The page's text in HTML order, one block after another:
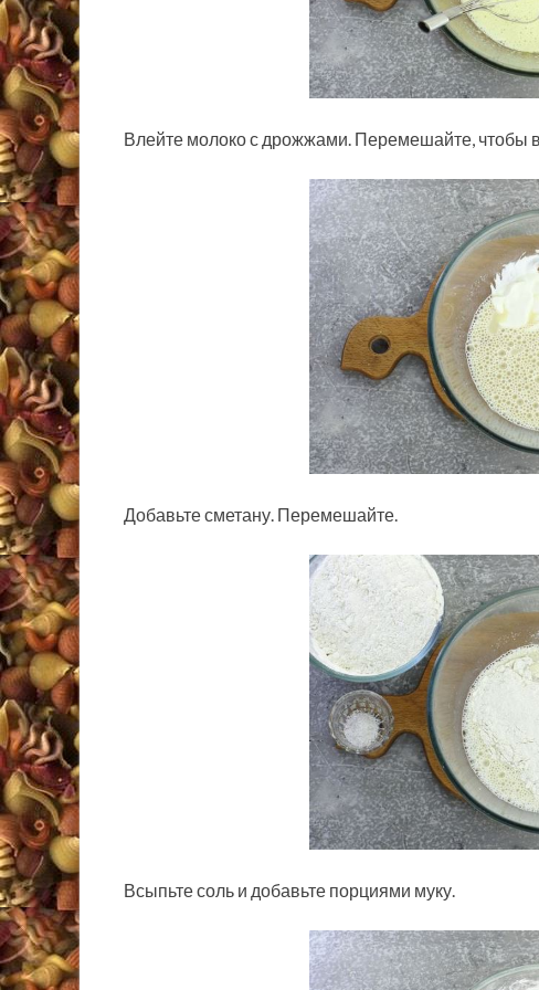
Влейте молоко с дрожжами. Перемешайте, чтобы
Добавьте сметану. Перемешайте.
Всыпьте соль и добавьте порциями муку.